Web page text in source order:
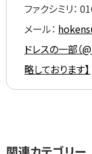
ファクシミリ：
メール：
ドレスの一部
略しております】